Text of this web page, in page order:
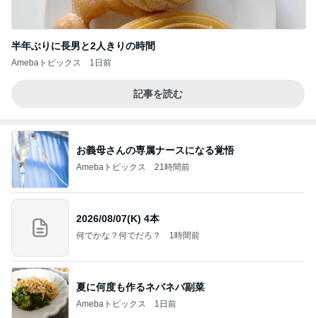
半年ぶりに長男と2人きりの時間
Amebaトピックス 1日前
記事を読む
お義母さんの専属ナースになる覚悟
Amebaトピックス 21時間前
2026/08/07(K) 4本
何でかな？何でだろ？ 1時間前
夏に何度も作るネバネバ副菜
Amebaトピックス 1日前